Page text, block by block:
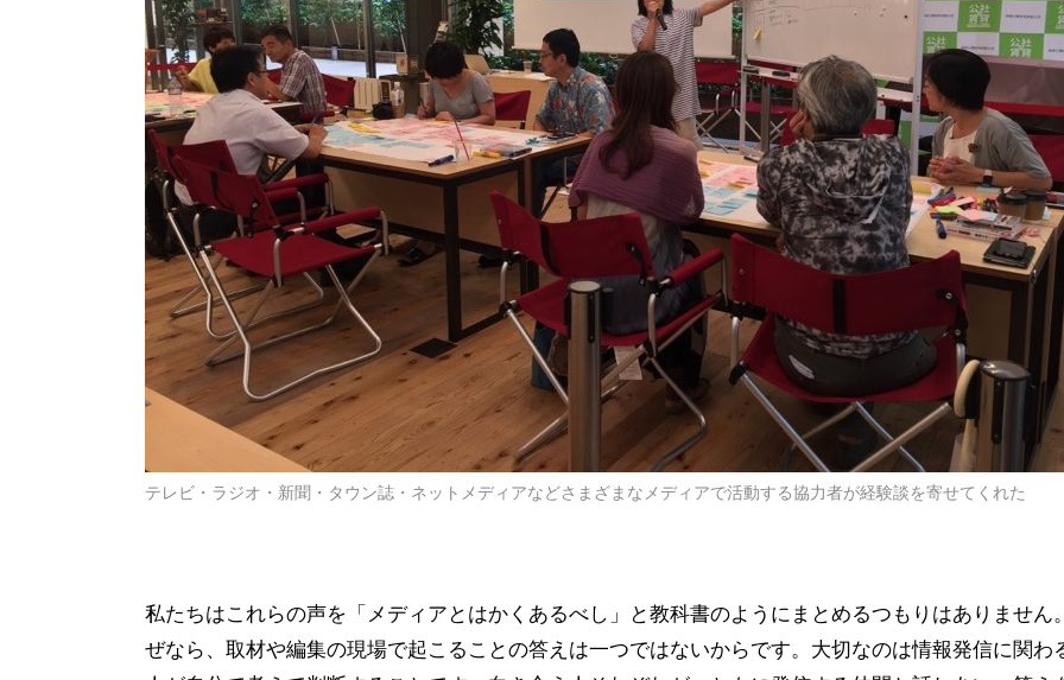
テレビ・ラジオ・新聞・タウン誌・ネットメディアなどさまざまなメディアで活動する協力者が経験談を寄せてくれた
私たちはこれらの声を「メディアとはかくあるべし」と教科書のようにまとめるつもりはありません
ぜなら、取材や編集の現場で起こることの答えは一つではないからです。大切なのは情報発信に関わ